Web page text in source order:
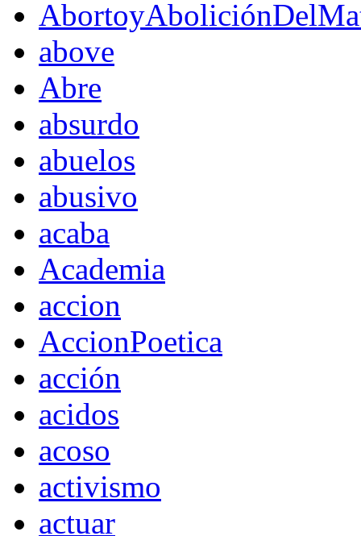
above
Abre
absurdo
abuelos
abusivo
acaba
Academia
accion
AccionPoetica
acción
acidos
acoso
activismo
actuar